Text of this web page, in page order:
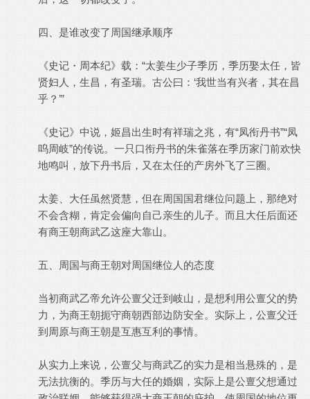
四、是谁改变了周国继承顺序
《史记・周本纪》载：“太姜生少子季历，季历娶太任，皆
贤妇人，生昌，有圣瑞。古公曰：‘我世当有兴者，其在昌
乎？’”
《史记》中说，姬昌出生时有祥瑞之兆，有“凤衔丹书”“凤
呜周岐”的传说。一只口衔丹书的朱雀落在季历家门前欢快
地鸣叫，放下丹书后，又在太任的产房外飞了三圈。
太姜、大任虽然贤慧，但在周国国君继位问题上，那绝对
不会含糊，肯定会偏向自己亲生的儿子。而且大任后面还
有商王朝商武乙这座大靠山。
五、周国与商王朝对周国继位人的态度
当初商武乙帝允许公亶父迁到岐山，是想利用公亶父的势
力，为商王朝扼守商朝西部边防安全。实际上，公亶父迁
到周原与商王朝是互惠互利的事情。
从实力上来说，公亶父与商武乙的实力是相当悬殊的，是
无法抗衡的。季历与大任的婚姻，实际上是公亶父想通过